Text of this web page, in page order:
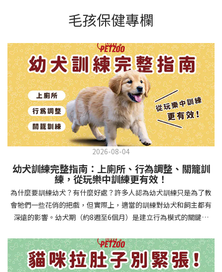
毛孩保健專欄
2026-08-04
幼犬訓練完整指南：上廁所、行為調整、關籠訓
練，從玩樂中訓練更有效！
為什麼要訓練幼犬？有什麼好處？許多人認為幼犬訓練只是為了教
會牠們一些花俏的把戲，但實際上，適當的訓練對幼犬和飼主都有
深遠的影響。幼犬期（約8週至6個月）是建立行為模式的關鍵時
的行為問題，並建立人犬間的健康關係。 建立安全健康的生活環境
透過基礎訓練，幼犬能學會家居規則，避免危險行為和破壞家具。
像是「不」和「放下」等指令可以阻止幼犬咬電線或誤食有害物